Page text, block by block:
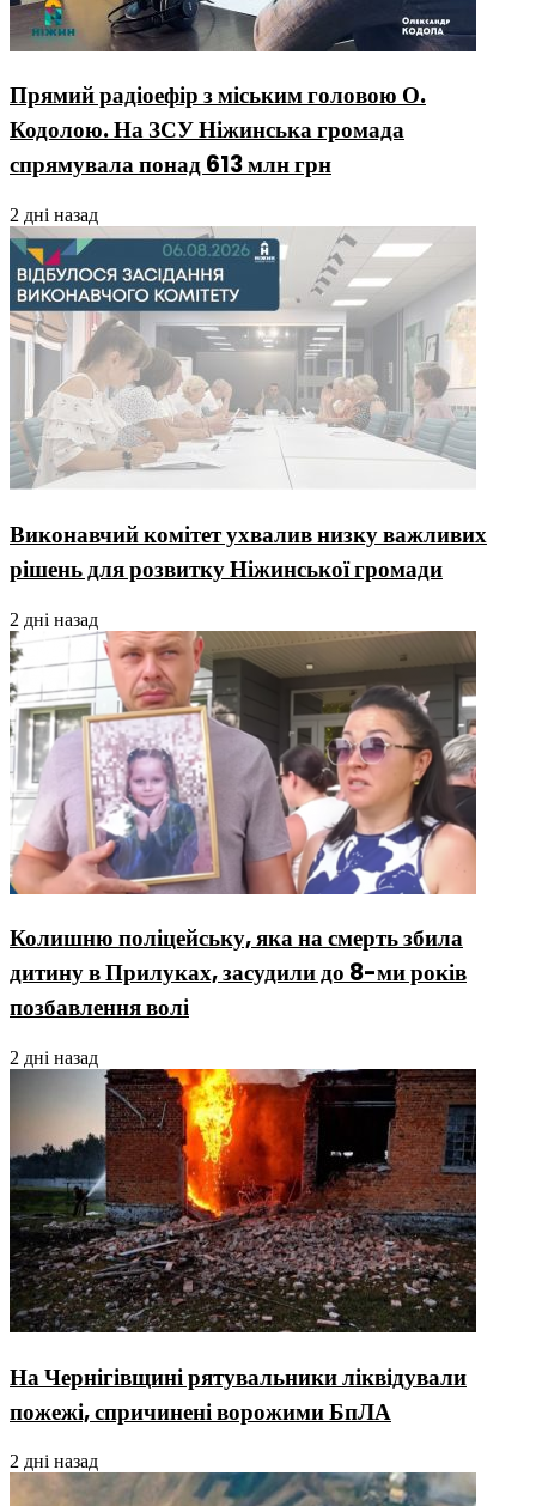
Прямий радіоефір з міським головою О.
Кодолою. На ЗСУ Ніжинська громада
спрямувала понад 613 млн грн
2 дні назад
Виконавчий комітет ухвалив низку важливих
рішень для розвитку Ніжинської громади
2 дні назад
Колишню поліцейську, яка на смерть збила
дитину в Прилуках, засудили до 8-ми років
позбавлення волі
2 дні назад
На Чернігівщині рятувальники ліквідували
пожежі, спричинені ворожими БпЛА
2 дні назад